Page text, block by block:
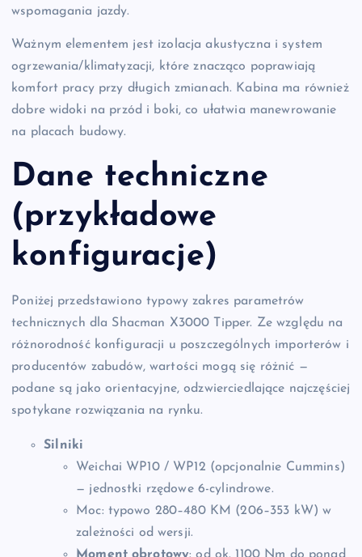
wspomagania jazdy.
Ważnym elementem jest izolacja akustyczna i system
ogrzewania/klimatyzacji, które znacząco poprawiają
komfort pracy przy długich zmianach. Kabina ma również
dobre widoki na przód i boki, co ułatwia manewrowanie
na placach budowy.
Dane techniczne
(przykładowe
konfiguracje)
Poniżej przedstawiono typowy zakres parametrów
technicznych dla Shacman X3000 Tipper. Ze względu na
różnorodność konfiguracji u poszczególnych importerów i
producentów zabudów, wartości mogą się różnić —
podane są jako orientacyjne, odzwierciedlające najczęściej
spotykane rozwiązania na rynku.
Silniki
Weichai WP10 / WP12 (opcjonalnie Cummins)
— jednostki rzędowe 6-cylindrowe.
Moc: typowo 280–480 KM (206–353 kW) w
zależności od wersji.